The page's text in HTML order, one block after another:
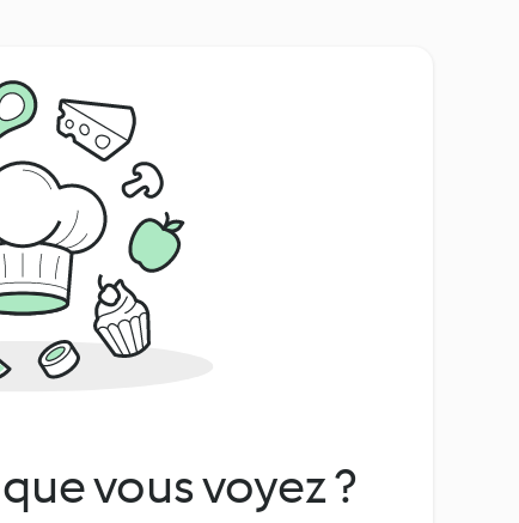
vous voyez ?